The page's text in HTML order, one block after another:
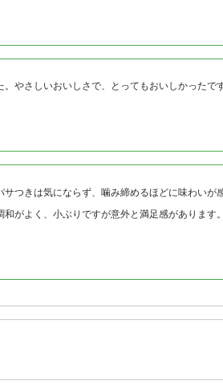
やさしいおいしさで、とってもおいしかったです
つきは気にならず、噛み締めるほどに味わいが
がよく、小ぶりですが意外と満足感があります。